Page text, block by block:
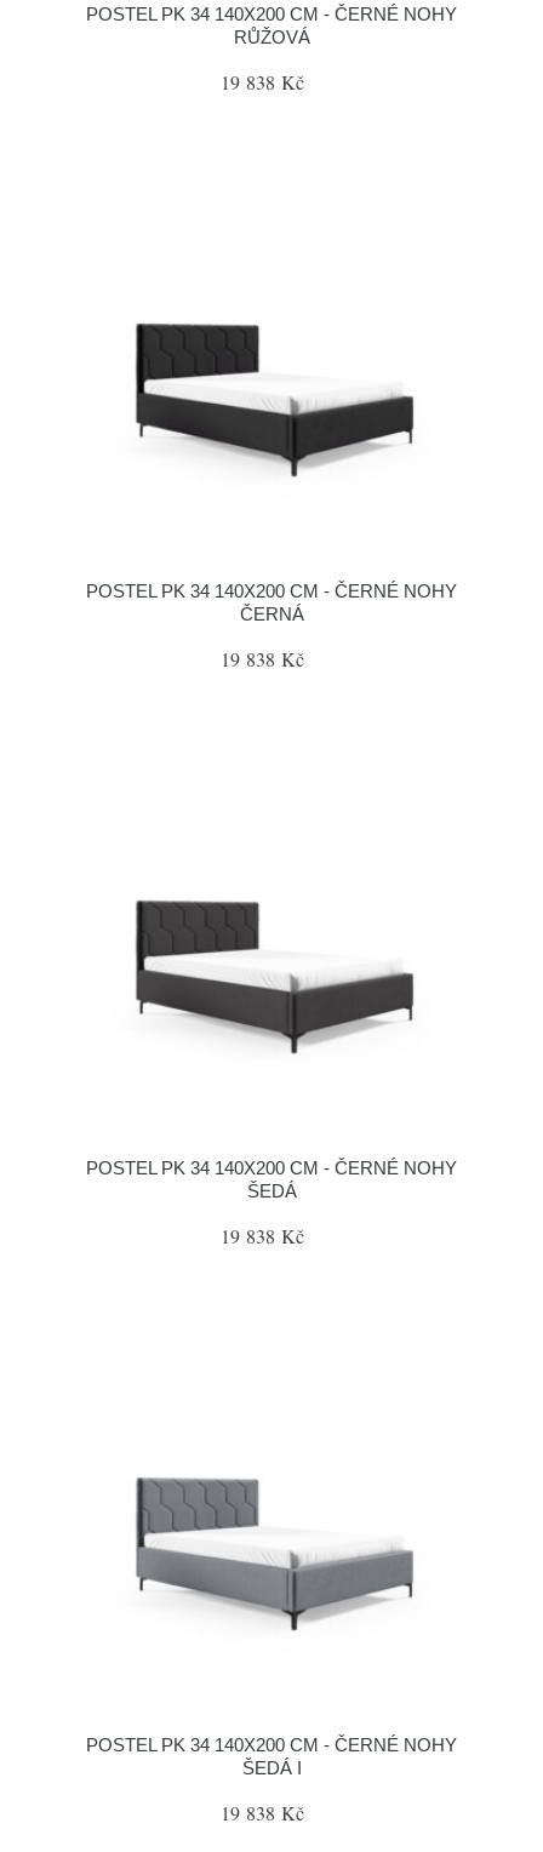
POSTEL PK 34 140X200 CM - ČERNÉ NOHY
RŮŽOVÁ
19 838 Kč
POSTEL PK 34 140X200 CM - ČERNÉ NOHY
ČERNÁ
19 838 Kč
POSTEL PK 34 140X200 CM - ČERNÉ NOHY
ŠEDÁ
19 838 Kč
POSTEL PK 34 140X200 CM - ČERNÉ NOHY
ŠEDÁ I
19 838 Kč